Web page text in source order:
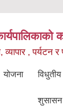
, पर्यटन र
योजना विधुतीय
शुसासन